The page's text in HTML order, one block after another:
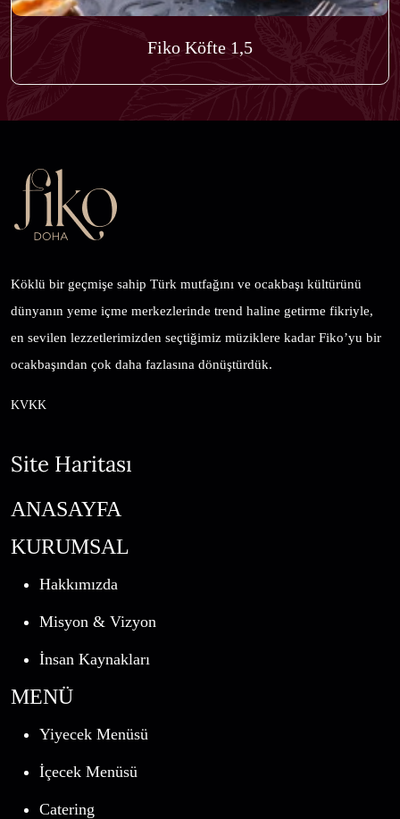
Fiko Köfte 1,5
Köklü bir geçmişe sahip Türk mutfağını ve ocakbaşı kültürünü
dünyanın yeme içme merkezlerinde trend haline getirme fikriyle,
en sevilen lezzetlerimizden seçtiğimiz müziklere kadar Fiko’yu bir
ocakbaşından çok daha fazlasına dönüştürdük.
KVKK
Site Haritası
ANASAYFA
KURUMSAL
Hakkımızda
Misyon & Vizyon
İnsan Kaynakları
MENÜ
Yiyecek Menüsü
İçecek Menüsü
Catering